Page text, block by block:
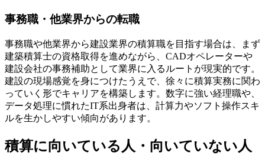
事務職・他業界からの転職
事務職や他業界から建設業界の積算職を目指す場合は、まず
建築積算士の資格取得を進めながら、CADオペレーターや
建設会社の事務補助として業界に入るルートが現実的です。
建設の現場感覚を身につけたうえで、徐々に積算実務に関わ
っていく形でキャリアを構築します。数字に強い経理職や、
データ処理に慣れたIT系出身者は、計算力やソフト操作スキ
ルを生かしやすい傾向があります。
積算に向いている人・向いていない人